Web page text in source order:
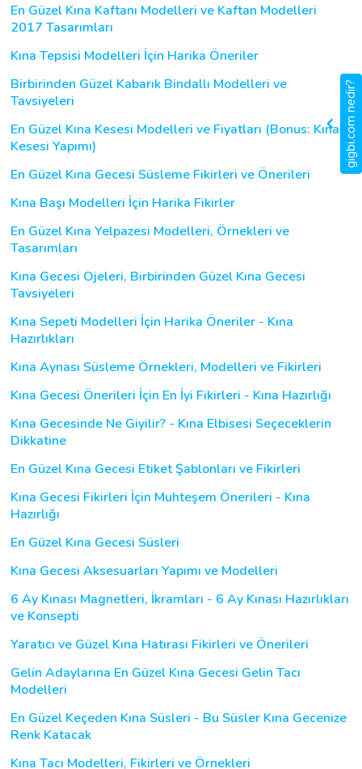
En Güzel Kına Kaftanı Modelleri ve Kaftan Modelleri
2017 Tasarımları
Kına Tepsisi Modelleri İçin Harika Öneriler
Birbirinden Güzel Kabarık Bindallı Modelleri ve
Tavsiyeleri
En Güzel Kına Kesesi Modelleri ve Fiyatları (Bonus: Kına
Kesesi Yapımı)
En Güzel Kına Gecesi Süsleme Fikirleri ve Önerileri
Kına Başı Modelleri İçin Harika Fikirler
En Güzel Kına Yelpazesi Modelleri, Örnekleri ve
Tasarımları
Kına Gecesi Ojeleri, Birbirinden Güzel Kına Gecesi
Tavsiyeleri
Kına Sepeti Modelleri İçin Harika Öneriler - Kına
Hazırlıkları
Kına Aynası Süsleme Örnekleri, Modelleri ve Fikirleri
Kına Gecesi Önerileri İçin En İyi Fikirleri - Kına Hazırlığı
Kına Gecesinde Ne Giyilir? - Kına Elbisesi Seçeceklerin
Dikkatine
En Güzel Kına Gecesi Etiket Şablonları ve Fikirleri
Kına Gecesi Fikirleri İçin Muhteşem Önerileri - Kına
Hazırlığı
En Güzel Kına Gecesi Süsleri
Kına Gecesi Aksesuarları Yapımı ve Modelleri
6 Ay Kınası Magnetleri, İkramları - 6 Ay Kınası Hazırlıkları
ve Konsepti
Yaratıcı ve Güzel Kına Hatırası Fikirleri ve Önerileri
Gelin Adaylarına En Güzel Kına Gecesi Gelin Tacı
Modelleri
En Güzel Keçeden Kına Süsleri - Bu Süsler Kına Gecenize
Renk Katacak
Kına Tacı Modelleri, Fikirleri ve Örnekleri
gigbi.com nedir?